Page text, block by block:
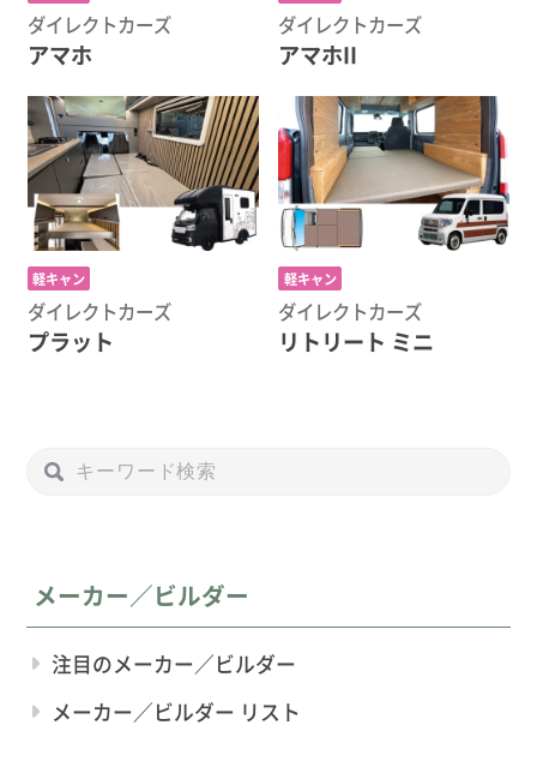
ダイレクトカーズ
アマホ
ダイレクトカーズ
アマホII
軽キャン
ダイレクトカーズ
プラット
軽キャン
ダイレクトカーズ
リトリート ミニ
メーカー／ビルダー
注目のメーカー／ビルダー
メーカー／ビルダー リスト